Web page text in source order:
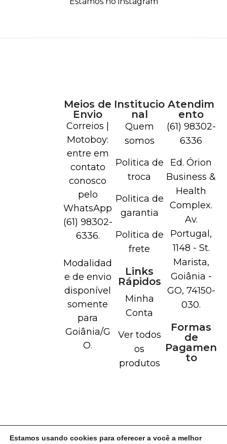
Meios de
Envio
Correios |
Motoboy:
entre em
contato
conosco
pelo
WhatsApp
(61) 98302-
6336.
Modalidad
e de envio
disponível
somente
para
Goiânia/G
O.
Institucio
nal
Quem
somos
Politica de
troca
Politica de
garantia
Politica de
frete
Links
Rápidos
Minha
Conta
Ver todos
os
produtos
Atendim
ento
(61) 98302-
6336
Ed. Órion
Business &
Health
Complex.
Av.
Portugal,
1148 - St.
Marista,
Goiânia -
GO, 74150-
030.
Formas
de
Pagamen
to
Estamos usando cookies para oferecer a você a melhor